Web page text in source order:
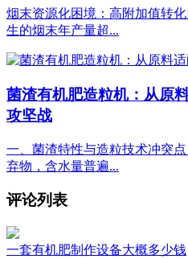
烟末资源化困境：高附加值转
生的烟末年产量超...
菌渣有机肥造粒机：从原
攻坚战
一、菌渣特性与造粒技术冲突
弃物，含水量普遍...
评论列表
一套有机肥制作设备大概多少钱